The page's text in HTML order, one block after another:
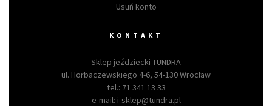
Usuń konto
KONTAKT
Sklep jeździecki TUNDRA
ul. Horbaczewskiego 4-6, 54-130 Wrocław
tel.: 71 341 13 33
e-mail: i-sklep@tundra.pl